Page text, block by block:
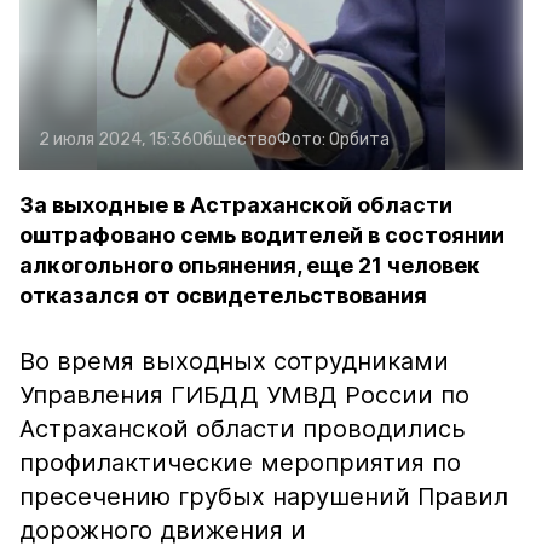
2 июля 2024, 15:36ОбществоФото: Орбита
За выходные в Астраханской области
оштрафовано семь водителей в состоянии
алкогольного опьянения, еще 21 человек
отказался от освидетельствования
Во время выходных сотрудниками
Управления ГИБДД УМВД России по
Астраханской области проводились
профилактические мероприятия по
пресечению грубых нарушений Правил
дорожного движения и